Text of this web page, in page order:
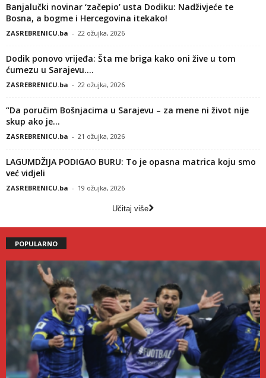
Banjalučki novinar ‘začepio’ usta Dodiku: Nadživjeće te
Bosna, a bogme i Hercegovina itekako!
ZASREBRENICU.ba - 22 ožujka, 2026
Dodik ponovo vrijeđa: Šta me briga kako oni žive u tom
ćumezu u Sarajevu....
ZASREBRENICU.ba - 22 ožujka, 2026
“Da poručim Bošnjacima u Sarajevu – za mene ni život nije
skup ako je...
ZASREBRENICU.ba - 21 ožujka, 2026
LAGUMDŽIJA PODIGAO BURU: To je opasna matrica koju smo
već vidjeli
ZASREBRENICU.ba - 19 ožujka, 2026
Učitaj više
POPULARNO